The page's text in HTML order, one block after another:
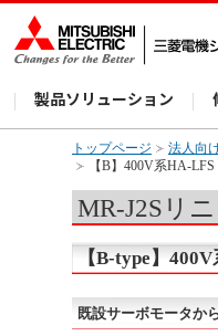
製品ソリューション
トップページ 法人向
【B】400V系HA-
MR-J2Sリ
【B-type】
既設サーボモータか